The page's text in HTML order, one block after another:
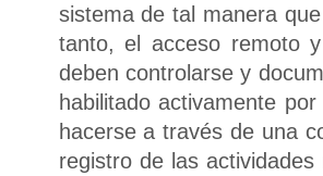
sistema de tal manera
tanto, el acceso remoto
deben controlarse y
habilitado activamente
hacerse a través de una
registro de las